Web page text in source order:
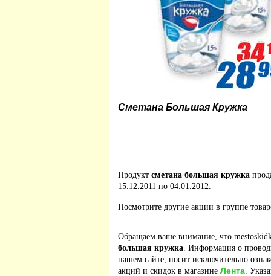
Сметана Большая Кружка
Продукт сметана большая кружка
15.12.2011 по 04.01.2012.
Посмотрите другие акции в группе
Обращаем ваше внимание, что
большая кружка. Информация о
нашем сайте, носит исключительно
акций и скидок в магазине Лента.